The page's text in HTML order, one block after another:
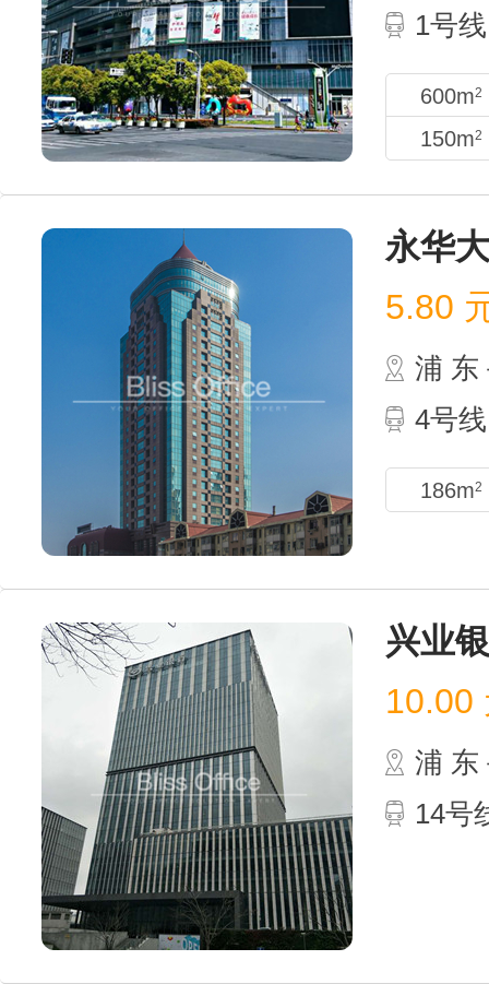
1号
600m2
150m2
永华
5.80
浦 东
4号
186m2
兴业
10.00
浦 东
14号